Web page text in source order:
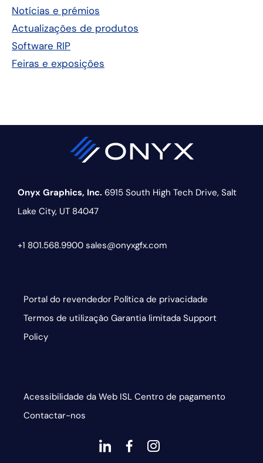
Notícias e prémios
Actualizações de produtos
Software RIP
Feiras e exposições
Onyx Graphics, Inc. 6915 South High Tech Drive, Salt
Lake City, UT 84047
+1 801.568.9900 sales@onyxgfx.com
Portal do revendedor Política de privacidade
Termos de utilização Garantia limitada Support
Policy
Acessibilidade da Web ISL Centro de pagamento
Contactar-nos
dashicons-
dashicons-